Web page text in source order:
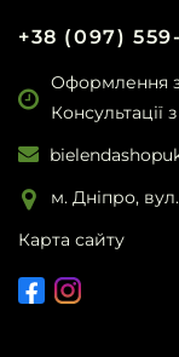
+38 (097)
Оформлення
Консультації
м. Дніпро, вул.
Карта сайту